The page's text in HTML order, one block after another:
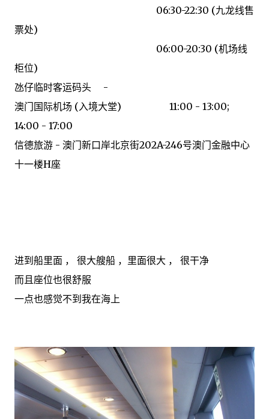
06:30-22:30 (九龙线售
票处)
06:00-20:30 (机场线
柜位)
氹仔临时客运码头 -
澳门国际机场 (入境大堂) 11:00 - 13:00;
14:00 - 17:00
信德旅游 - 澳门新口岸北京街202A-246号澳门金融中心
十一楼H座
进到船里面 ， 很大艘船 ，里面很大 ， 很干净
而且座位也很舒服
一点也感觉不到我在海上